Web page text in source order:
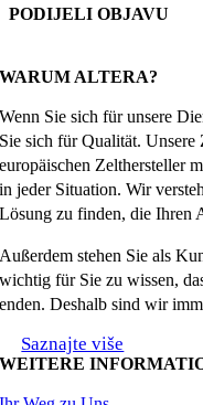
PODIJELI OBJAVU
WARUM ALTERA?
Wenn Sie sich für unsere
Sie sich für Qualität. Unsere
europäischen Zelthersteller
in jeder Situation. Wir
Lösung zu finden, die Ihren
Außerdem stehen Sie als
wichtig für Sie zu wissen,
enden. Deshalb sind wir
Saznajte više
WEITERE